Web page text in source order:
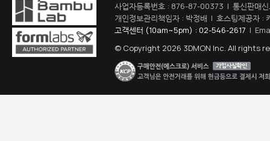
사업자등록번호 : 876-87-00373 | 통신판매
개인정보관리책임자 : 박정배 | 호스팅제공자 :
고객센터 (10am~5pm) : 02-546-2617 |
© Copyright 2026 3DMON Inc. All rights